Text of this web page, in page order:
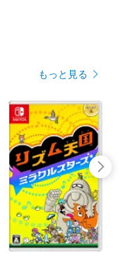
もっと見る